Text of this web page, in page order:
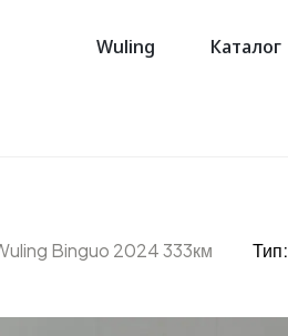
Wuling Каталог
Binguo 2024 333км Тип: